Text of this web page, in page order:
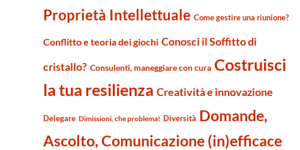
Proprietà Intellettuale Come gestire una riunione?
Conflitto e teoria dei giochi Conosci il Soffitto di
cristallo? Consulenti, maneggiare con cura Costruisci
la tua resilienza Creatività e innovazione
Delegare Dimissioni, che problema! Diversità Domande,
Ascolto, Comunicazione (in)efficace